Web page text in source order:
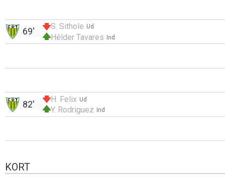
Ud
S. Sithole
Ind
Hélder Tavares
69'
Ud
H. Felix
Ind
Y. Rodriguez
82'
KORT